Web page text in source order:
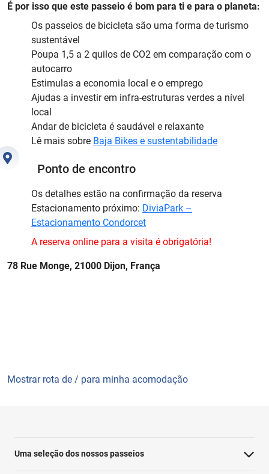
É por isso que este passeio é bom para ti e para o planeta:
Os passeios de bicicleta são uma forma de turismo
sustentável
Poupa 1,5 a 2 quilos de CO2 em comparação com o
autocarro
Estimulas a economia local e o emprego
Ajudas a investir em infra-estruturas verdes a nível
local
Andar de bicicleta é saudável e relaxante
Lê mais sobre Baja Bikes e sustentabilidade
Ponto de encontro
Os detalhes estão na confirmação da reserva
Estacionamento próximo: DiviaPark –
Estacionamento Condorcet
A reserva online para a visita é obrigatória!
78 Rue Monge, 21000 Dijon, França
Mostrar rota de / para minha acomodação
Uma seleção dos nossos passeios